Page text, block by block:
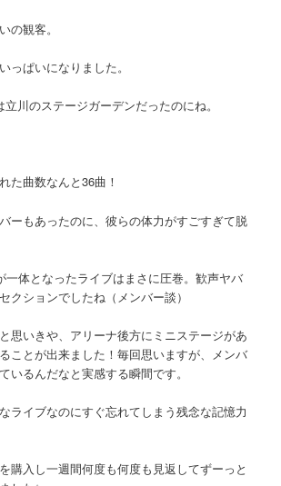
の観客。
っぱいになりました。
川のステージガーデンだったのにね。
た曲数なんと36曲！
ーもあったのに、彼らの体力がすごすぎて脱
一体となったライブはまさに圧巻。歓声ヤバ
クションでしたね（メンバー談）
思いきや、アリーナ後方にミニステージがあ
ことが出来ました！毎回思いますが、メンバ
いるんだなと実感する瞬間です。
ライブなのにすぐ忘れてしまう残念な記憶力
購入し一週間何度も何度も見返してずーっと